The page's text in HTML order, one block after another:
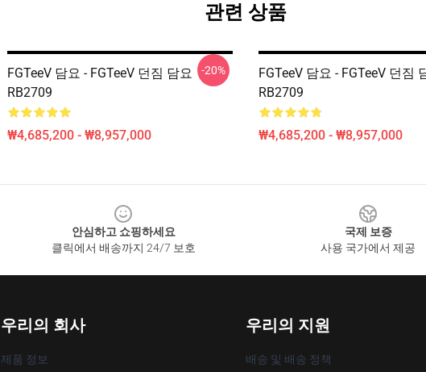
관련 상품
FGTeeV 담요 - FGTeeV 던짐 담요
RB2709
₩4,685,200 - ₩8,957,000
-20%
FGTeeV 담요 - FGTeeV 던짐
RB2709
₩4,685,200 - ₩8,957,000
안심하고 쇼핑하세요
클릭에서 배송까지 24/7 보호
국제 보증
사용 국가에서 제공
우리의 회사
제품 정보
우리의 지원
배송 및 배송 정책